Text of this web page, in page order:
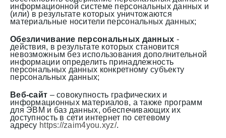
информационной системе персональных данных и
(или) в результате которых уничтожаются
материальные носители персональных данных;
Обезличивание персональных данных -
действия, в результате которых становится
невозможным без использования дополнительной
информации определить принадлежность
персональных данных конкретному субъекту
персональных данных;
Веб-сайт – совокупность графических и
информационных материалов, а также программ
для ЭВМ и баз данных, обеспечивающих их
доступность в сети интернет по сетевому
адресу https://zaim4you.xyz/.